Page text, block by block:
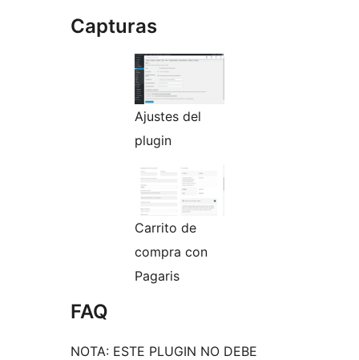
Capturas
Ajustes del
plugin
Carrito de
compra con
Pagaris
FAQ
NOTA: ESTE PLUGIN NO DEBE